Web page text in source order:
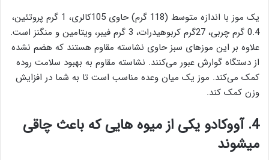
یک موز با اندازه متوسط (118 گرم) حاوی 105کالری، 1 گرم پروتئین،
0.4 گرم چربی، 27گرم
کربوهیدرات، 3 گرم فیبر
، ویتامین و منگنز است.
علاوه بر این موزهای سبز حاوی نشاسته مقاوم هستند که هضم نشده
از دستگاه گوارش عبور می‌کنند. نشاسته مقاوم به بهبود سلامت روده
کمک می‌کند. موز یک میان وعده مناسب است تا به شما در افزایش
وزن کمک کند.
4. آووکادو یکی ازمیوه هایی که باعث چاقی
میشوند